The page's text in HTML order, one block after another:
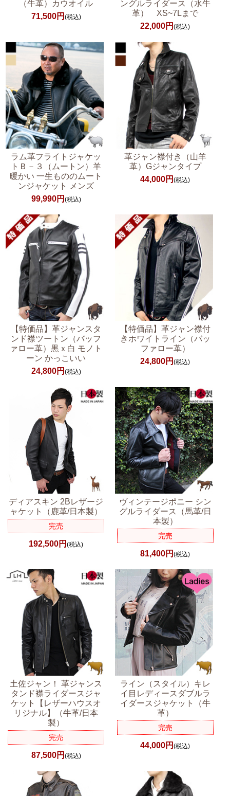
（牛革）カウオイル
71,500円 (税込)
ングルライダース（水牛
革） XS~7Lまで
22,000円(税込)
ラム革フライトジャケッ
トＢ－３（ムートン）羊
暖かい 一生もののムート
ンジャケット メンズ
99,990円 (税込)
革ジャン襟付き（山羊
革）Gジャンタイプ
44,000円(税込)
【特価品】革ジャンスタ
ンド襟ツートン（バッフ
ァロー革）黒ｘ白 モノト
ーン かっこいい
24,800円 (税込)
【特価品】革ジャン襟付
きホワイトライン（バッ
ファロー革）
24,800円(税込)
ディアスキン 2Bレザージ
ャケット（鹿革/日本製）
完売
192,500円(税込)
ヴィンテージポニー シン
グルライダース（馬革/日
本製）
完売
81,400円(税込)
土佐ジャン！ 革ジャンス
タンド襟ライダースジャ
ケット【レザーハウスオ
リジナル】（牛革/日本
製）
完売
87,500円 (税込)
ライン（スタイル）キレ
イ目レディースダブルラ
イダースジャケット（牛
革）
完売
44,000円(税込)